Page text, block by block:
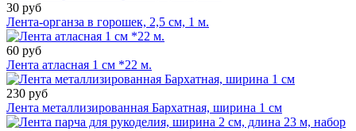
30 руб
Лента-органза в горошек, 2,5 см, 1 м.
60 руб
Лента атласная 1 см *22 м.
230 руб
Лента металлизированная Бархатная, ширина 1 см